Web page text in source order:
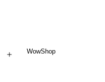
WowShop